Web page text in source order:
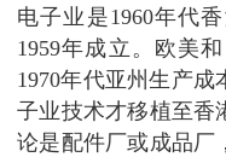
电子业是1960年代
1959年成立。欧美
1970年代亚州生产成
子业技术才移植至香
论是配件厂或成品厂